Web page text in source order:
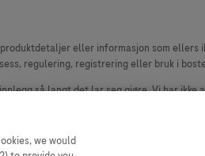
eller informasjon som
regulering, registrering eller bruk i
så langt det lar seg gjøre. Vi har ikke
og slikt innhold er merket.
we would